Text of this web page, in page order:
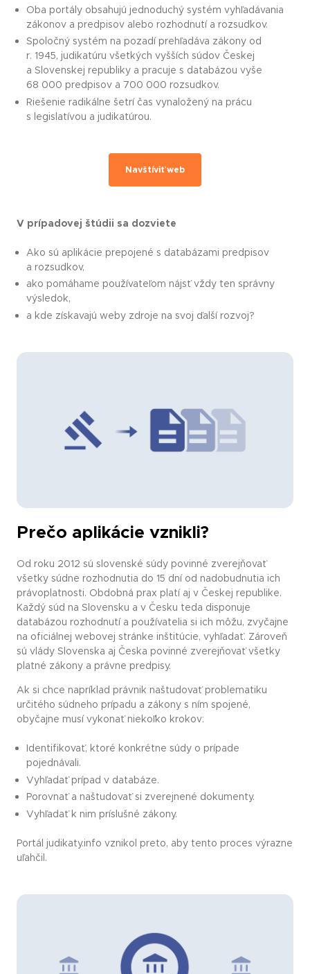
Oba portály obsahujú jednoduchý systém vyhľadávania
zákonov a predpisov alebo rozhodnutí a rozsudkov.
Spoločný systém na pozadí prehľadáva zákony od
r. 1945, judikatúru všetkých vyšších súdov Českej
a Slovenskej republiky a pracuje s databázou vyše
68 000 predpisov a 700 000 rozsudkov.
Riešenie radikálne šetrí čas vynaložený na prácu
s legislatívou a judikatúrou.
Navštíviť web
V prípadovej štúdii sa dozviete
Ako sú aplikácie prepojené s databázami predpisov
a rozsudkov,
ako pomáhame používateľom nájsť vždy ten správny
výsledok,
a kde získavajú weby zdroje na svoj ďalší rozvoj?
Prečo aplikácie vznikli?
Od roku 2012 sú slovenské súdy povinné zverejňovať
všetky súdne rozhodnutia do 15 dní od nadobudnutia ich
právoplatnosti. Obdobná prax platí aj v Českej republike.
Každý súd na Slovensku a v Česku teda disponuje
databázou rozhodnutí a používatelia si ich môžu, zvyčajne
na oficiálnej webovej stránke inštitúcie, vyhľadať. Zároveň
sú vlády Slovenska aj Česka povinné zverejňovať všetky
platné zákony a právne predpisy.
Ak si chce napríklad právnik naštudovať problematiku
určitého súdneho prípadu a zákony s ním spojené,
obyčajne musí vykonať niekoľko krokov:
Identifikovať, ktoré konkrétne súdy o prípade
pojednávali.
Vyhľadať prípad v databáze.
Porovnať a naštudovať si zverejnené dokumenty.
Vyhľadať k nim príslušné zákony.
Portál judikaty.info vznikol preto, aby tento proces výrazne
uľahčil.